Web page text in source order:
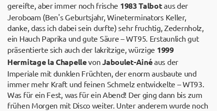
gereifte, aber immer noch frische 1983 Talbotaus der
Jeroboam (Ben's Geburtsjahr, Wineterminators Keller,
danke, dass ich dabei sein durfte) sehr fruchtig, Zedernholz,
ein Hauch Paprika und gute Säure – WT95. Erstaunlich gut
präsentierte sich auch der lakritzige, würzige 1999
Hermitage la ChapellevonJaboulet-Ainéaus der
Imperiale mit dunklen Früchten, der enorm ausbaute und
immer mehr Kraft und feinen Schmelz entwickelte – WT93.
Was für ein Fest, was für ein Abend! Der ging dann bis zum
frühen Morgen mit Disco weiter. Unter anderem wurde noch